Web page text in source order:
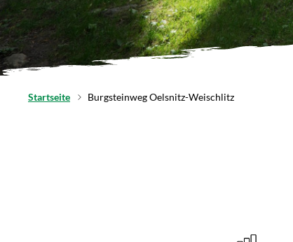
Startseite Burgsteinweg Oelsnitz-Weischlitz